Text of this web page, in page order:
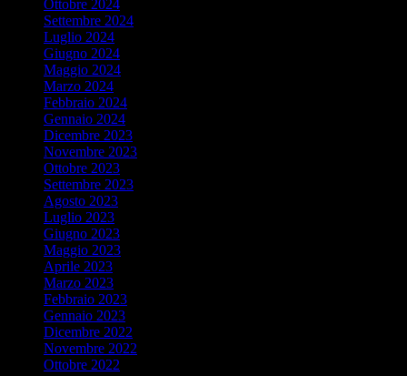
Ottobre 2024
Settembre 2024
Luglio 2024
Giugno 2024
Maggio 2024
Marzo 2024
Febbraio 2024
Gennaio 2024
Dicembre 2023
Novembre 2023
Ottobre 2023
Settembre 2023
Agosto 2023
Luglio 2023
Giugno 2023
Maggio 2023
Aprile 2023
Marzo 2023
Febbraio 2023
Gennaio 2023
Dicembre 2022
Novembre 2022
Ottobre 2022